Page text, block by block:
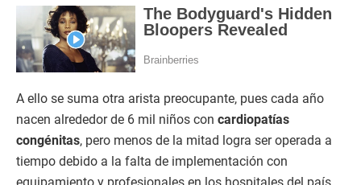
A ello se suma otra arista preocupante, pues cada año
nacen alrededor de 6 mil niños con cardiopatías
congénitas, pero menos de la mitad logra ser operada a
tiempo debido a la falta de implementación con